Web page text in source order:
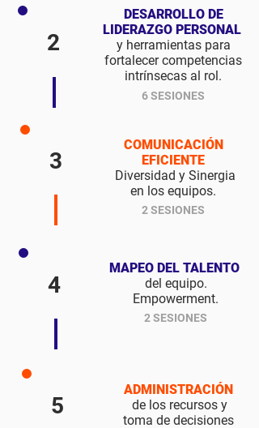
2
DESARROLLO DE
LIDERAZGO PERSONAL
y herramientas para
fortalecer competencias
intrínsecas al rol.
6 SESIONES
3
COMUNICACIÓN
EFICIENTE
Diversidad y Sinergia
en los equipos.
2 SESIONES
4
MAPEO DEL TALENTO
del equipo.
Empowerment.
2 SESIONES
5
ADMINISTRACIÓN
de los recursos y
toma de decisiones